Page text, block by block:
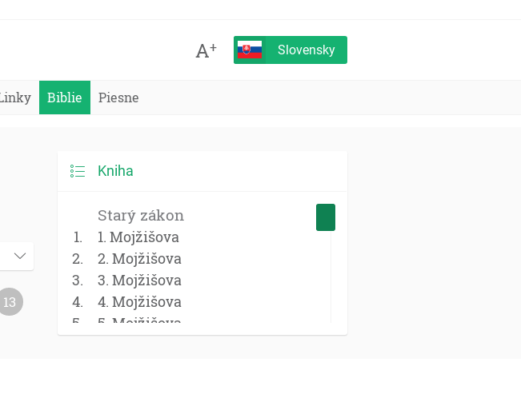
A+ Slovensky
Biblie Piesne
13
Kniha
Starý zákon
1. Mojžišova
2. Mojžišova
3. Mojžišova
4. Mojžišova
5. Mojžišova